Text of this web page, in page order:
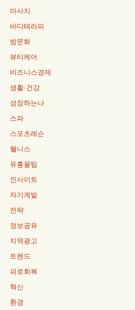
마사지
바디테라피
밤문화
뷰티케어
비즈니스경제
생활·건강
성장하는나
스파
스포츠레슨
웰니스
유흥꿀팁
인사이트
자기계발
전략
정보공유
지역광고
트렌드
피로회복
혁신
환경